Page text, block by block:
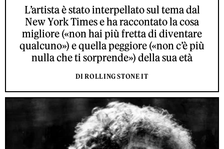
L’artista è stato interpellato sul tema dal
New York Times e ha raccontato la cosa
migliore («non hai più fretta di diventare
qualcuno») e quella peggiore («non c’è più
nulla che ti sorprende») della sua età
DI ROLLING STONE IT